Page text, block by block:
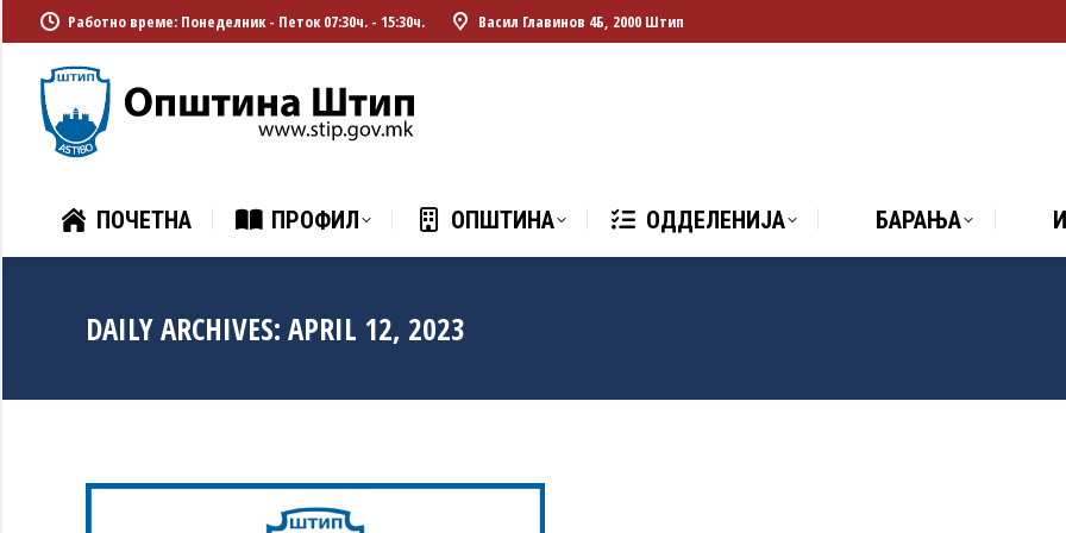
Работно време: Понеделник - Петок 07:30ч. - 15:30ч. Васил Главинов 4Б, 2000 Штип
ПОЧЕТНА ПРОФИЛ ОПШТИНА ОДДЕЛЕНИЈА БАРАЊА
DAILY ARCHIVES: APRIL 12, 2023
ПОЧЕТНА ПРОФИЛ ОПШТИНА ОДДЕЛЕНИЈА БАРАЊА